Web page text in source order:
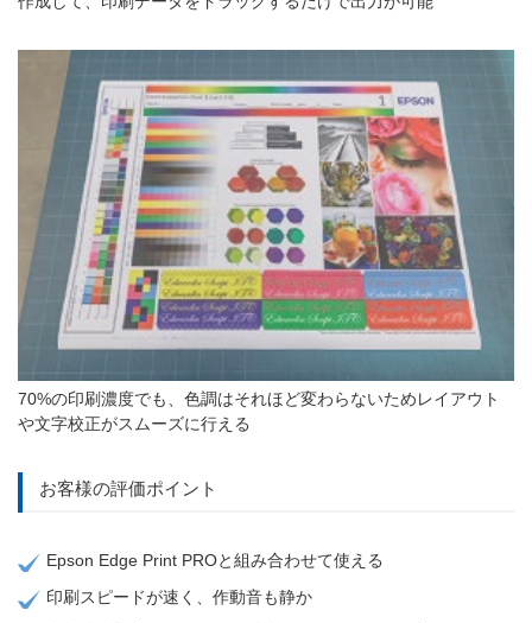
70%の印刷濃度でも、色調はそれほど変わらないためレイアウト
や文字校正がスムーズに行える
お客様の評価ポイント
Epson Edge Print PROと組み合わせて使える
印刷スピードが速く、作動音も静か